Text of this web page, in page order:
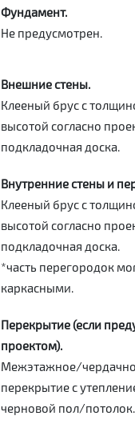
Фундамент.
Не предусмотрен.
Внешние стены.
Клееный брус с
высотой согласно
подкладочная доска.
Внутренние стены и
Клееный брус с
высотой согласно
подкладочная доска.
*часть перегородок
каркасными.
Перекрытие (если
проектом).
Межэтажное/
перекрытие с
черновой пол/потолок.